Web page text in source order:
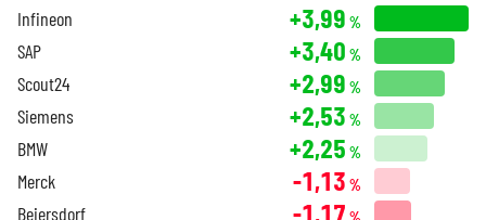
Infineon +3,99 %
SAP +3,40 %
Scout24 +2,99 %
Siemens +2,53 %
BMW +2,25 %
Merck -1,13 %
Beiersdorf -1,17